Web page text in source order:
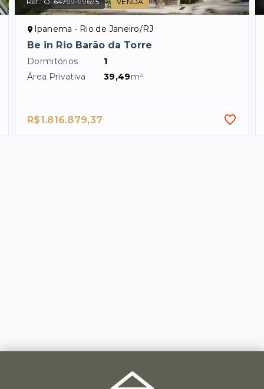
Ipanema - Rio de Janeiro/RJ
Be in Rio Barão da Torre
Dormitórios
1
Área Privativa
39,49m²
R$1.816.879,37